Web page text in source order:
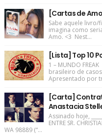
[Cartas de
Sabe aquele livro/
imagina como
Amo. <3 Nest...
[Lista] Top 10
1 – MUNDO
brasileiro de
Apresentado por
[Carta]
Anastacia
Assinado hoje,
ENTRE SR.
WA 98889 (“...